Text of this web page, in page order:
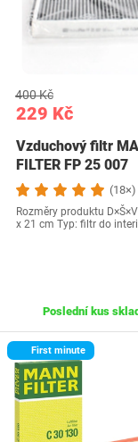
229 Kč
400 Kč
Vzduchový filtr
FILTER FP 25 007
(18×)
Rozměry produktu
x 21 cm Typ: filtr do
Poslední kus
First minute